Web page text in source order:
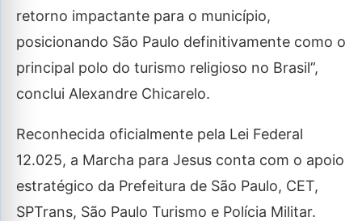
retorno impactante para o município,
posicionando São Paulo definitivamente como o
principal polo do turismo religioso no Brasil”,
conclui Alexandre Chicarelo.
Reconhecida oficialmente pela Lei Federal
12.025, a Marcha para Jesus conta com o apoio
estratégico da Prefeitura de São Paulo, CET,
SPTrans, São Paulo Turismo e Polícia Militar.